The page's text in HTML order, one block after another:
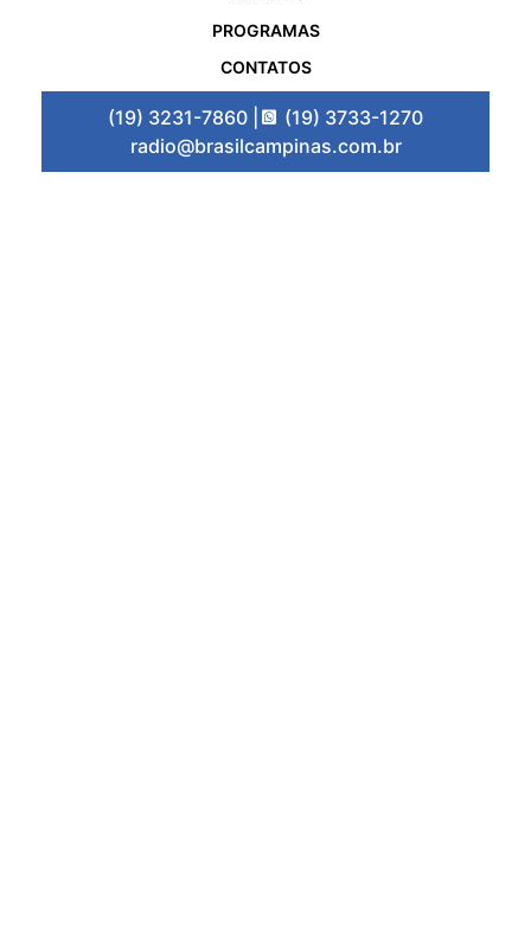
PROGRAMAS
CONTATOS
(19) 3231-7860 |
(19) 3733-1270
radio@brasilcampinas.com.br